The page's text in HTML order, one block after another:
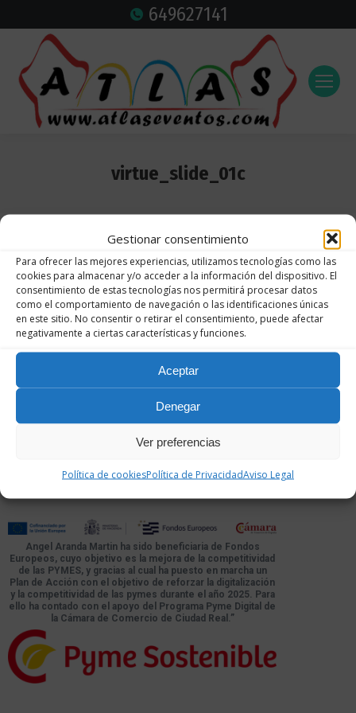
Gestionar consentimiento
Para ofrecer las mejores experiencias, utilizamos tecnologías como las
cookies para almacenar y/o acceder a la información del dispositivo. El
consentimiento de estas tecnologías nos permitirá procesar datos
como el comportamiento de navegación o las identificaciones únicas
en este sitio. No consentir o retirar el consentimiento, puede afectar
negativamente a ciertas características y funciones.
Aceptar
Denegar
Ver preferencias
Política de cookiesPolítica de PrivacidadAviso Legal
649627141
virtue_slide_01c
Atlas Eventos ® | Aviso Legal|Política de cookies
Angel Aranda Martin ha sido beneficiaria de Fondos
Europeos, cuyo objetivo es la mejora de la competitividad
de las PYMES, y gracias al cual ha puesto en marcha un
Plan de Acción con el objetivo de reforzar la digitalización
y la competitividad de las pymes durante el año 2025. Para
ello ha contado con el apoyo del Programa Pyme Digital de
la Cámara de Comercio de Ciudad Real.”